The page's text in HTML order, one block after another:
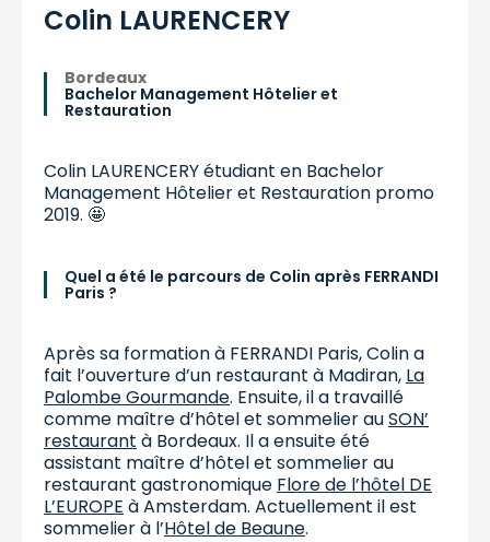
Colin LAURENCERY
Bordeaux
Bachelor Management Hôtelier et
Restauration
Colin LAURENCERY étudiant en Bachelor
Management Hôtelier et Restauration promo
2019. 🤩
Quel a été le parcours de Colin après FERRANDI
Paris ?
Après sa formation à FERRANDI Paris, Colin a
fait l’ouverture d’un restaurant à Madiran, La
Palombe Gourmande. Ensuite, il a travaillé
comme maître d’hôtel et sommelier auSON’
restaurant à Bordeaux. Il a ensuite été
assistant maître d’hôtel et sommelier au
restaurant gastronomique Flore de l’hôtel DE
L’EUROPE à Amsterdam. Actuellement il est
sommelier à l’Hôtel de Beaune.